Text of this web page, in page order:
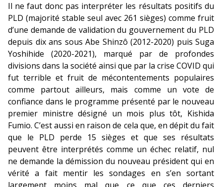
Il ne faut donc pas interpréter les résultats positifs du
PLD (majorité stable seul avec 261 sièges) comme fruit
d’une demande de validation du gouvernement du PLD
depuis dix ans sous Abe Shinzô (2012-2020) puis Suga
Yoshihide (2020-2021), marqué par de profondes
divisions dans la société ainsi que par la crise COVID qui
fut terrible et fruit de mécontentements populaires
comme partout ailleurs, mais comme un vote de
confiance dans le programme présenté par le nouveau
premier ministre désigné un mois plus tôt, Kishida
Fumio. C’est aussi en raison de cela que, en dépit du fait
que le PLD perde 15 sièges et que ses résultats
peuvent être interprétés comme un échec relatif, nul
ne demande la démission du nouveau président qui en
vérité a fait mentir les sondages en s’en sortant